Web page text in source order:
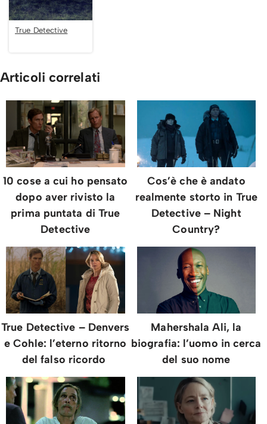
True Detective
Articoli correlati
10 cose a cui ho pensato
dopo aver rivisto la
prima puntata di True
Detective
Cos’è che è andato
realmente storto in True
Detective – Night
Country?
True Detective – Denvers
e Cohle: l’eterno ritorno
del falso ricordo
Mahershala Ali, la
biografia: l’uomo in cerca
del suo nome